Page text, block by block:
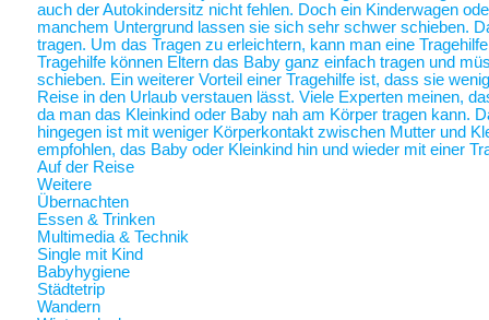
auch der Autokindersitz nicht fehlen. Doch ein Kinderwagen
manchem Untergrund lassen sie sich sehr schwer schieben.
tragen. Um das Tragen zu erleichtern, kann man eine
Tragehilfe können Eltern das Baby ganz einfach tragen und
schieben. Ein weiterer Vorteil einer Tragehilfe ist, dass sie
Reise in den Urlaub verstauen lässt. Viele Experten meinen,
da man das Kleinkind oder Baby nah am Körper tragen kann.
hingegen ist mit weniger Körperkontakt zwischen Mutter und
empfohlen, das Baby oder Kleinkind hin und wieder mit einer
Auf der Reise
Weitere
Übernachten
Essen & Trinken
Multimedia & Technik
Single mit Kind
Babyhygiene
Städtetrip
Wandern